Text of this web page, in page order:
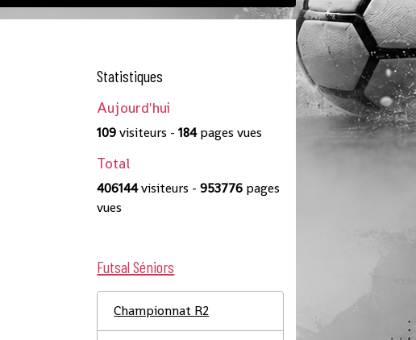
Statistiques
Aujourd'hui
109visiteurs -184pages vues
Total
406144visiteurs -953776 pages
vues
Futsal Séniors
Championnat R2